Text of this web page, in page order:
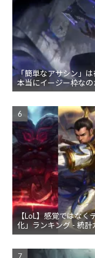
「簡単なアサシン」
本当にイージー枠なの
【LoL】感覚ではな
化」ランキング - 統